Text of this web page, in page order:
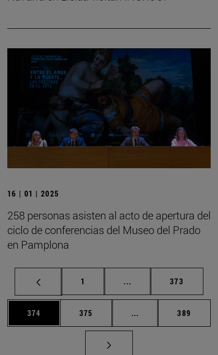
16 | 01 | 2025
258 personas asisten al acto de apertura del
ciclo de conferencias del Museo del Prado
en Pamplona
Página
1 ... Páginas intermedias
Página
373
Página
374 Página
375 ... Páginas intermedias
Página
389